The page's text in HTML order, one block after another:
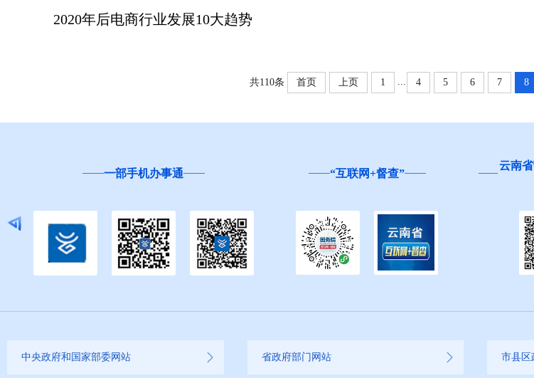
2020年后电商行业发展10大趋势
共110条 首页 上页 1 4 5 6 7 8
一部手机办事通 “互联网+督查”
云南
中央政府和国家部委网站 省政府部门网站 市县区